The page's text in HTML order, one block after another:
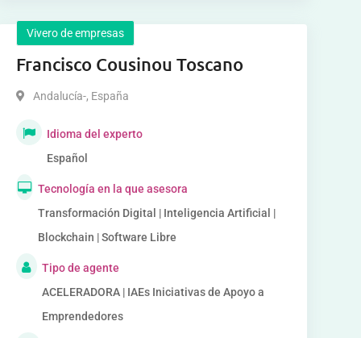
Vivero de empresas
Francisco Cousinou Toscano
Andalucía-, España
Idioma del experto
Español
Tecnología en la que asesora
Transformación Digital | Inteligencia Artificial |
Blockchain | Software Libre
Tipo de agente
ACELERADORA | IAEs Iniciativas de Apoyo a
Emprendedores